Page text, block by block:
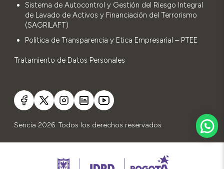
Sistema de Autocontrol y Gestión del Riesgo Integral
de Lavado de Activos y Financiación del Terrorismo
(SAGRILAFT)
Politica de Transparencia y Etica Empresarial – PTEE
Tratamiento de Datos Personales
Sencia 2026. Todos los derechos reservados